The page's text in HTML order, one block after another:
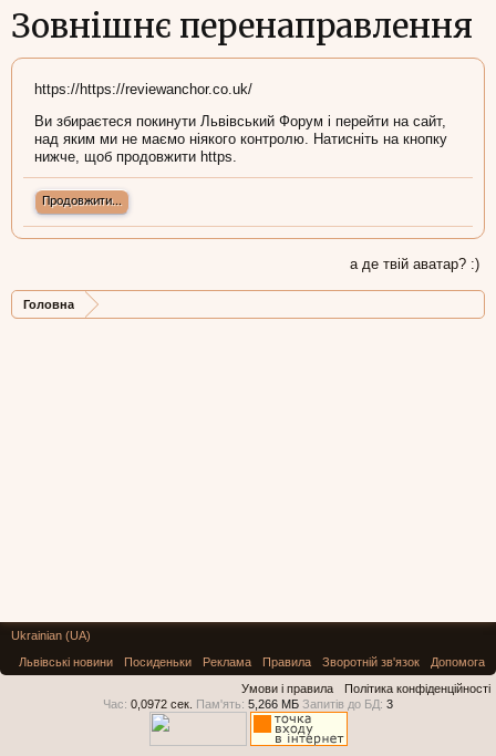
Зовнішнє перенаправлення
https://https://reviewanchor.co.uk/
Ви збираєтеся покинути Львівський Форум і перейти на сайт,
над яким ми не маємо ніякого контролю. Натисніть на кнопку
нижче, щоб продовжити https.
Продовжити...
а де твій аватар? :)
Головна
Ukrainian (UA)
Львівські новини
Посиденьки Реклама Правила Зворотній зв'язок
Допомога
Умови і правила
Політика конфіденційності
Час: 0,0972 сек. Пам'ять: 5,266 МБ Запитів до БД: 3